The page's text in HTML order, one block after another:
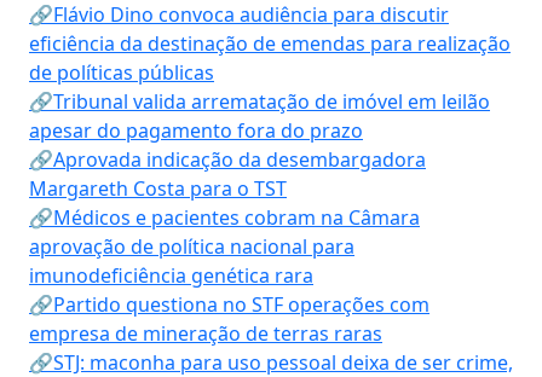
🔗Flávio Dino convoca audiência para discutir
eficiência da destinação de emendas para realização
de políticas públicas
🔗Tribunal valida arrematação de imóvel em leilão
apesar do pagamento fora do prazo
🔗Aprovada indicação da desembargadora
Margareth Costa para o TST
🔗Médicos e pacientes cobram na Câmara
aprovação de política nacional para
imunodeficiência genética rara
🔗Partido questiona no STF operações com
empresa de mineração de terras raras
🔗STJ: maconha para uso pessoal deixa de ser crime,